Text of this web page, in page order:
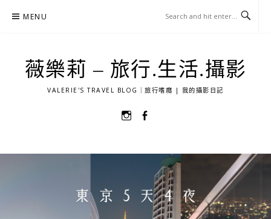
MENU
薇樂莉 – 旅行.生活.攝影
VALERIE'S TRAVEL BLOG｜旅行嗜癮 | 我的攝影日記
選
目 目